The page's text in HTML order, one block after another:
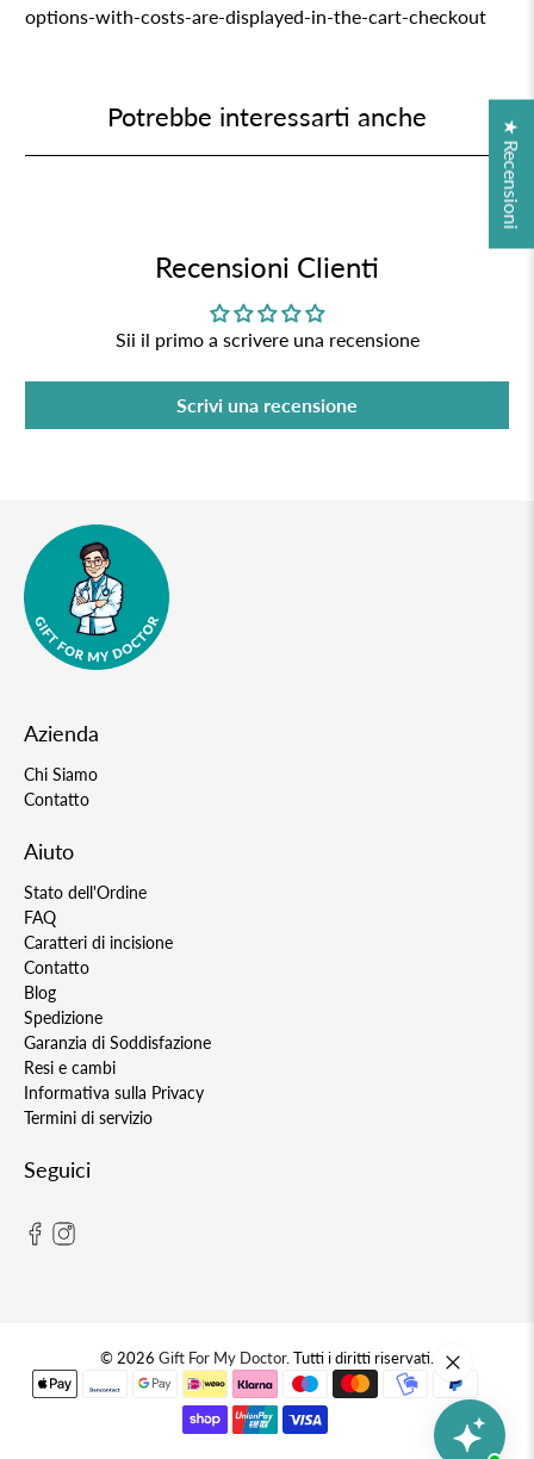
options-with-costs-are-displayed-in-the-cart-checkout
Potrebbe interessarti anche
Recensioni Clienti
Sii il primo a scrivere una recensione
Scrivi una recensione
Azienda
Chi Siamo
Contatto
Aiuto
Stato dell'Ordine
FAQ
Caratteri di incisione
Contatto
Blog
Spedizione
Garanzia di Soddisfazione
Resi e cambi
Informativa sulla Privacy
Termini di servizio
Seguici
© 2026 Gift For My Doctor. Tutti i diritti riservati.
★ Recensioni